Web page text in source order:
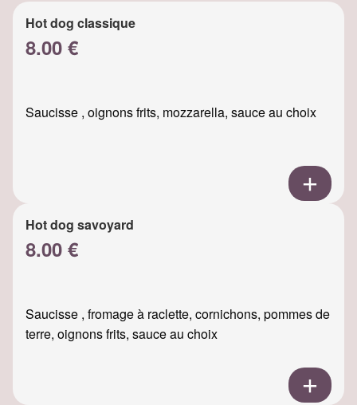
Hot dog classique
8.00 €
Saucisse , oignons frits, mozzarella, sauce au choix
Hot dog savoyard
8.00 €
Saucisse , fromage à raclette, cornichons, pommes de
terre, oignons frits, sauce au choix